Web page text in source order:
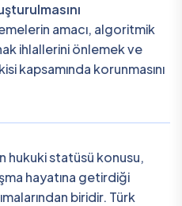
amacı, algoritmik
ihlallerini önlemek ve
kapsamında korunmasını
hukuki statüsü konusu,
hayatına getirdiği
biridir. Türk